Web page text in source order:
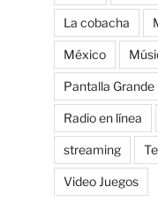
La cobacha
México
Pantalla Grande
Radio en línea
streaming
Video Juegos